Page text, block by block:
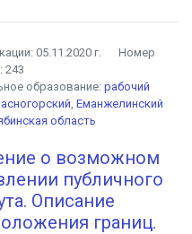
05.11.2020 г.
Номер
243
образование:рабочий
,Еманжелинский
область
о возможном
публичного
Описание
границ.